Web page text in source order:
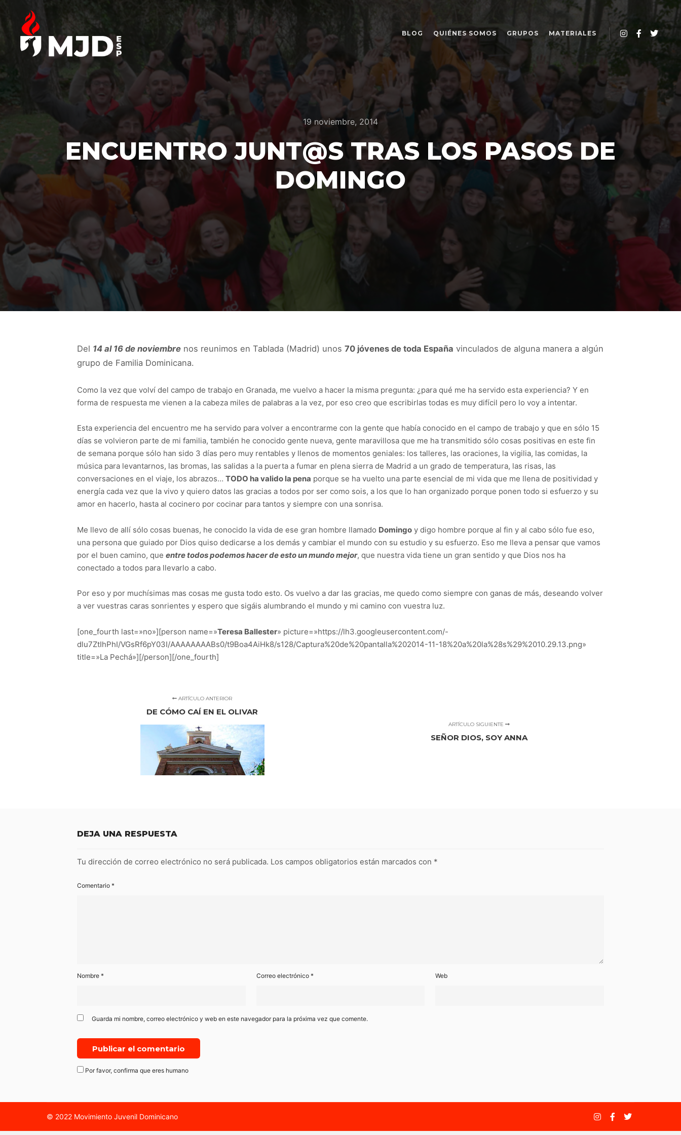
BLOG QUIÉNES SOMOS GRUPOS MATERIALES
19 noviembre, 2014
ENCUENTRO JUNT@S TRAS LOS PASOS DE
DOMINGO
Del 14 al 16 de noviembre nos reunimos en Tablada (Madrid) unos 70 jóvenes de toda España vinculados de alguna manera a algún
grupo de Familia Dominicana.
Como la vez que volví del campo de trabajo en Granada, me vuelvo a hacer la misma pregunta: ¿para qué me ha servido esta experiencia? Y en
forma de respuesta me vienen a la cabeza miles de palabras a la vez, por eso creo que escribirlas todas es muy difícil pero lo voy a intentar.
Esta experiencia del encuentro me ha servido para volver a encontrarme con la gente que había conocido en el campo de trabajo y que en sólo 15
días se volvieron parte de mi familia, también he conocido gente nueva, gente maravillosa que me ha transmitido sólo cosas positivas en este fin
de semana porque sólo han sido 3 días pero muy rentables y llenos de momentos geniales: los talleres, las oraciones, la vigilia, las comidas, la
música para levantarnos, las bromas, las salidas a la puerta a fumar en plena sierra de Madrid a un grado de temperatura, las risas, las
conversaciones en el viaje, los abrazos… TODO ha valido la pena porque se ha vuelto una parte esencial de mi vida que me llena de positividad y
energía cada vez que la vivo y quiero datos las gracias a todos por ser como sois, a los que lo han organizado porque ponen todo si esfuerzo y su
amor en hacerlo, hasta al cocinero por cocinar para tantos y siempre con una sonrisa.
Me llevo de allí sólo cosas buenas, he conocido la vida de ese gran hombre llamado Domingo y digo hombre porque al fin y al cabo sólo fue eso,
una persona que guiado por Dios quiso dedicarse a los demás y cambiar el mundo con su estudio y su esfuerzo. Eso me lleva a pensar que vamos
por el buen camino, que entre todos podemos hacer de esto un mundo mejor, que nuestra vida tiene un gran sentido y que Dios nos ha
conectado a todos para llevarlo a cabo.
Por eso y por muchísimas mas cosas me gusta todo esto. Os vuelvo a dar las gracias, me quedo como siempre con ganas de más, deseando volver
a ver vuestras caras sonrientes y espero que sigáis alumbrando el mundo y mi camino con vuestra luz.
[one_fourth last=»no»][person name=»Teresa Ballester» picture=»https://lh3.googleusercontent.com/-
dlu7ZtIhPhI/VGsRf6pY03I/AAAAAAAABs0/t9Boa4AiHk8/s128/Captura%20de%20pantalla%202014-11-18%20a%20la%28s%29%2010.29.13.png»
title=»La Pechá»][/person][/one_fourth]
ARTÍCULO ANTERIOR
DE CÓMO CAÍ EN EL OLIVAR
ARTÍCULO SIGUIENTE
SEÑOR DIOS, SOY ANNA
DEJA UNA RESPUESTA
Tu dirección de correo electrónico no será publicada. Los campos obligatorios están marcados con *
Comentario *
Nombre * Correo electrónico * Web
Guarda mi nombre, correo electrónico y web en este navegador para la próxima vez que comente.
Por favor, confirma que eres humano
© 2022 Movimiento Juvenil Dominicano